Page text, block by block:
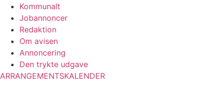
Kommunalt
Jobannoncer
Redaktion
Om avisen
Annoncering
Den trykte udgave
ARRANGEMENTSKALENDER